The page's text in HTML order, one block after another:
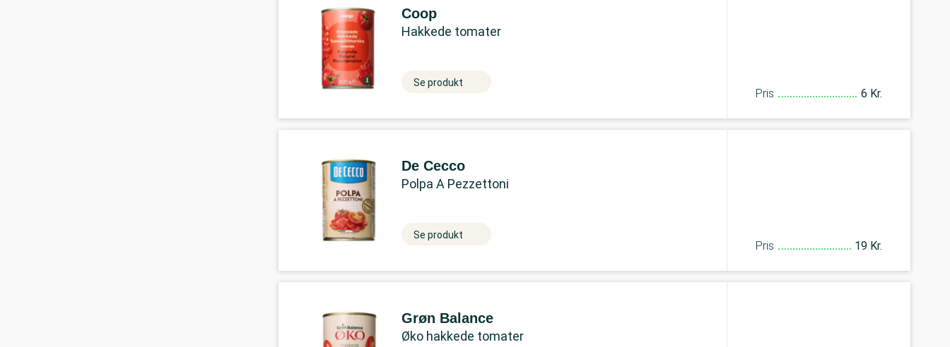
Coop
Hakkede tomater
Se produkt
Pris 6 Kr.
De Cecco
Polpa A Pezzettoni
Se produkt
Pris 19 Kr.
Grøn Balance
Øko hakkede tomater